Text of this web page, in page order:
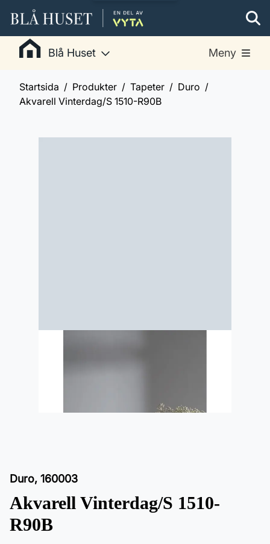
Blå Huset Meny
Startsida Produkter Tapeter
Duro
Akvarell Vinterdag/S 1510-R90B
Duro, 160003
Akvarell Vinterdag/S 1510-
R90B